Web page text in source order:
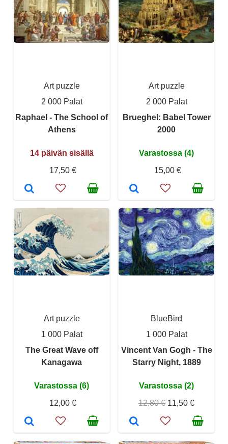
Art puzzle
2 000 Palat
Raphael - The School of
Athens
14 päivän sisällä
17,50 €
Art puzzle
2 000 Palat
Brueghel: Babel Tower
2000
Varastossa (4)
15,00 €
Art puzzle
1 000 Palat
The Great Wave off
Kanagawa
Varastossa (6)
12,00 €
BlueBird
1 000 Palat
Vincent Van Gogh - The
Starry Night, 1889
Varastossa (2)
12,80 € 11,50 €